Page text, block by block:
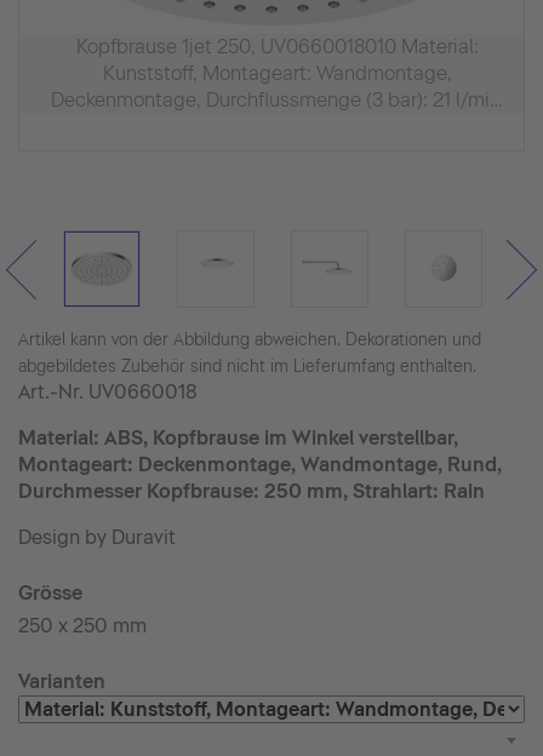
Kopfbrause 1jet 250, UV0660018010 Material:
Kunststoff, Montageart: Wandmontage,
Deckenmontage, Durchflussmenge (3 bar): 21 l/min,
Artikel kann von der Abbildung abweichen. Dekorationen und
abgebildetes Zubehör sind nicht im Lieferumfang enthalten.
Art.-Nr. UV0660018
Material: ABS, Kopfbrause im Winkel verstellbar,
Montageart: Deckenmontage, Wandmontage, Rund,
Durchmesser Kopfbrause: 250 mm, Strahlart: Rain
Design by Duravit
Grösse
250 x 250 mm
Varianten